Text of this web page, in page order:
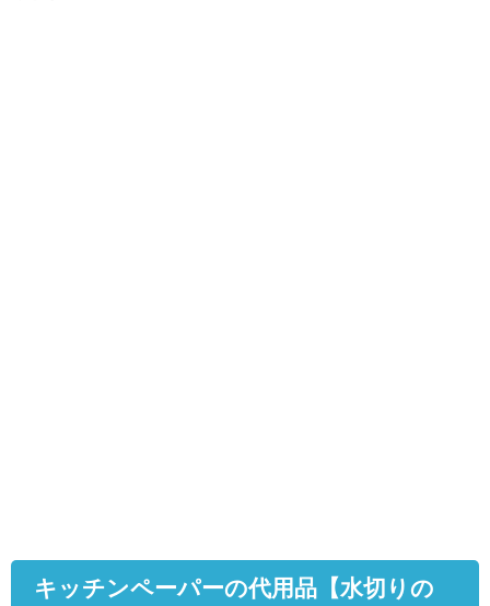
キッチンペーパーの代用品【水切りの